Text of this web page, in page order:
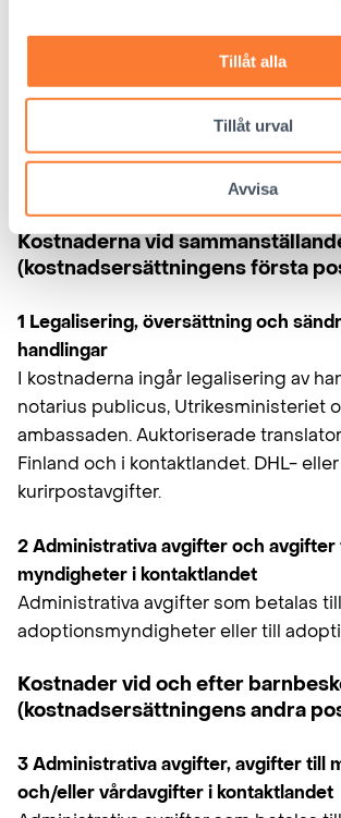
Tillåt alla
Tillåt urval
Avvisa
inte beaktats i kostnadsberäkningen.
Kostnaderna i punkt 6 granskas i
utjämningsfakturan. Kostnaderna
gällande betalningsbestämmelse
Kostnaderna vid
(kostnadsersättningens första
1 Legalisering, översättning och
handlingar
I kostnaderna ingår legalisering av
notarius publicus, Utrikesministeriet
ambassaden. Auktoriserade
Finland och i kontaktlandet. DHL-
kurirpost­avgifter.
2 Administrativa avgifter och avgifter
myndigheter i kontaktlandet
Administrativa avgifter som betalas
adoptionsmyndigheter eller till
Kostnader vid och efter
(kostnadsersättningens andra
3 Administrativa avgifter, avgifter till
och/eller vårdavgifter i kontaktlandet